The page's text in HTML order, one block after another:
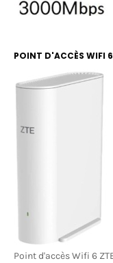
POINT D'ACCÈS WIFI
Point d'accès Wifi 6